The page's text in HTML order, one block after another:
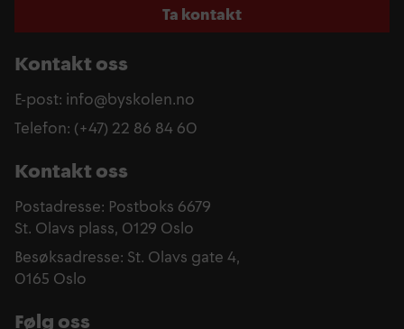
Ta kontakt
Kontakt oss
E-post: info@byskolen.no
Telefon: (+47) 22 86 84 60
Kontakt oss
Postadresse: Postboks 6679
St. Olavs plass, 0129 Oslo
Besøksadresse: St. Olavs gate 4,
0165 Oslo
Følg oss